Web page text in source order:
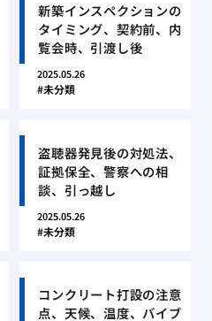
新築インスペクションの
タイミング、契約前、内
覧会時、引渡し後
2025.05.26
未分類
盗聴器発見後の対処法、
証拠保全、警察への相
談、引っ越し
2025.05.26
未分類
コンクリート打設の注意
点、天候、温度、バイブ